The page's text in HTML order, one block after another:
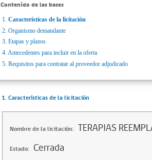
Contenido de las bases
1. Características de la licitación
2. Organismo demandante
3. Etapas y plazos
4. Antecedentes para incluir en la oferta
5. Requisitos para contratar al proveedor adjudicado
1. Características de la licitación
Nombre de la licitación: TERAPIAS
Estado: Cerrada